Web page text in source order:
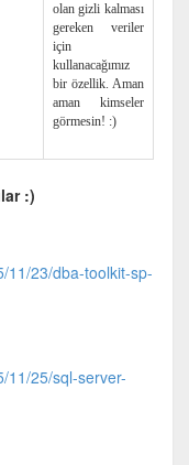
olan gizli kalması
gereken veriler
için
kullanacağımız
bir özellik. Aman
aman kimseler
görmesin! :)
:)
11/23/dba-toolkit-sp-
11/25/sql-server-